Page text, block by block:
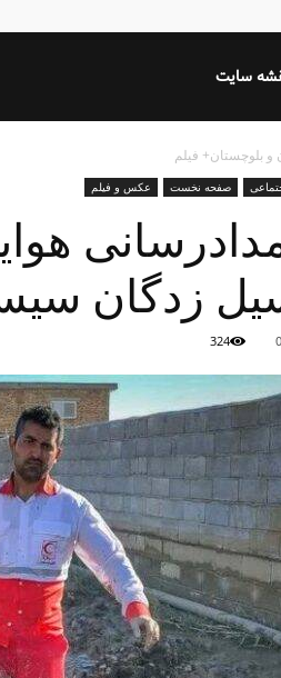
سایت
و بلوچستان+ فیلم
صفحه نخست عکس و فیلم
زدگان
0
324